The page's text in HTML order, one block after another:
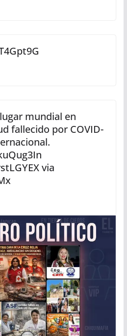
mundial en
fallecido por COVID-
via